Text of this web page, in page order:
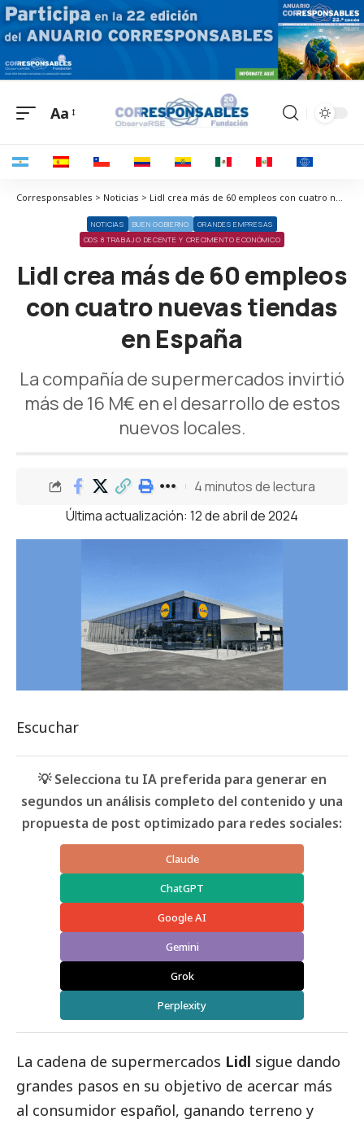
Aa
Corresponsables > Noticias > Lidl crea más de 60 empleos con cuatro nuevas tiendas en España
NOTICIAS BUEN GOBIERNO
GRANDES EMPRESAS
ODS 8 TRABAJO DECENTE Y CRECIMIENTO ECONÓMICO
Lidl crea más de 60 empleos
con cuatro nuevas tiendas
en España
La compañía de supermercados invirtió
más de 16 M€ en el desarrollo de estos
nuevos locales.
Última actualización: 12 de abril de 2024
4 minutos de lectura
Escuchar
💡 Selecciona tu IA preferida para generar en
segundos un análisis completo del contenido y una
propuesta de post optimizado para redes sociales:
Claude
ChatGPT
Google AI
Gemini
Grok
Perplexity
La cadena de supermercados Lidl sigue dando
grandes pasos en su objetivo de acercar más
al consumidor español, ganando terreno y